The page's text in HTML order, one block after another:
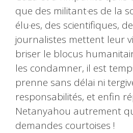
que des militant·es de la
élu·es, des scientifiques,
journalistes mettent leur
briser le blocus
les condamner, il est
prenne sans délai ni
responsabilités, et enfin
Netanyahou autrement
demandes courtoises !